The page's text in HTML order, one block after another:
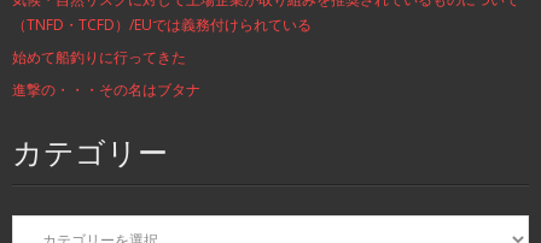
（TNFD・TCFD）/EUでは義務付けられている
始めて船釣りに行ってきた
進撃の・・・その名はブタナ
カテゴリー
カ